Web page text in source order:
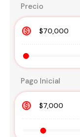
Precio
Pago Inicial